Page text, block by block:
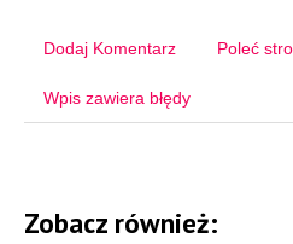
Dodaj Komentarz Poleć
Wpis zawiera błędy
Zobacz również: